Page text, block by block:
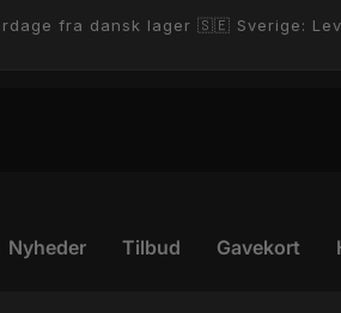
Diamond Painting webshop💎
Nyheder Tilbud Gavekort